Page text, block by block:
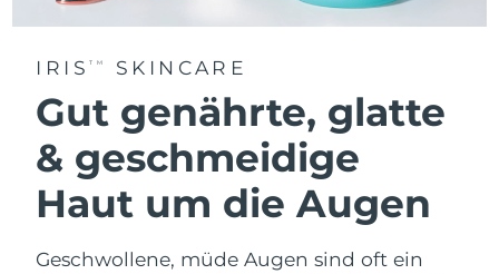
IRISTM SKINCARE
Gut genährte, glatte
& geschmeidige
Haut um die Augen
Geschwollene, müde Augen sind oft ein